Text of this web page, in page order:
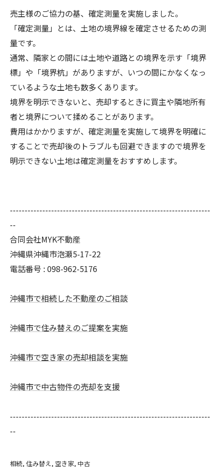
売主様のご協力の基、確定測量を実施しました。
「確定測量」とは、土地の境界線を確定させるための測
量です。
通常、隣家との間には土地や道路との境界を示す「境界
標」や「境界杭」がありますが、いつの間にかなくなっ
ているような土地も数多くあります。
境界を明示できないと、売却するときに買主や隣地所有
者と境界について揉めることがあります。
費用はかかりますが、確定測量を実施して境界を明確に
することで売却後のトラブルも回避できますので境界を
明示できない土地は確定測量をおすすめします。
--------------------------------------------------------------------
--
合同会社MYK不動産
沖縄県沖縄市泡瀬5-17-22
電話番号 : 098-962-5176
沖縄市で相続した不動産のご相談
沖縄市で住み替えのご提案を実施
沖縄市で空き家の売却相談を実施
沖縄市で中古物件の売却を支援
--------------------------------------------------------------------
--
相続 住み替え 空き家 中古